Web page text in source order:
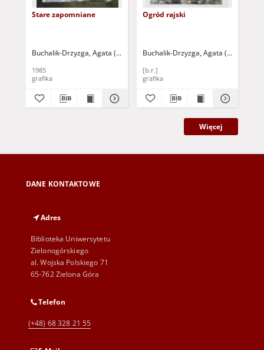
Stare zapomniane
Buchalik-Drzyzga, Agata (1943- )
1985
grafika
Ogród rajski
Buchalik-Drzyzga, Agata (1943- )
[b.r.]
grafika
Więcej
DANE KONTAKTOWE
Adres
Biblioteka Uniwersytetu
Zielonogórskiego
al. Wojska Polskiego 71
65-762 Zielona Góra
Telefon
(+48) 68 328 21 55